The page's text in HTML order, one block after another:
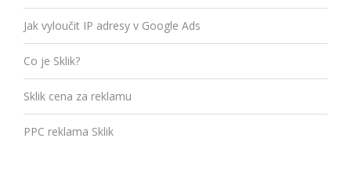
Jak vyloučit IP adresy v Google Ads
Co je Sklik?
Sklik cena za reklamu
PPC reklama Sklik